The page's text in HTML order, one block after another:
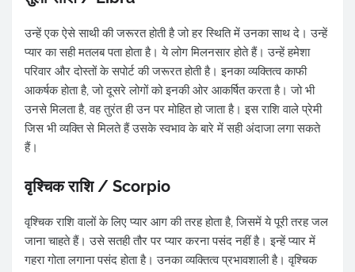
उन्हें एक ऐसे साथी की जरूरत होती है जो हर स्थिति में उनका साथ दे। उन्हें
प्यार का सही मतलब पता होता है। ये लोग मिलनसार होते हैं। उन्हें हमेशा
परिवार और दोस्तों के सपोर्ट की जरूरत होती है। इनका व्यक्तित्व काफी
आकर्षक होता है, जो दूसरे लोगों को इनकी ओर आकर्षित करता है। जो भी
उनसे मिलता है, वह तुरंत ही उन पर मोहित हो जाता है। इस राशि वाले प्रेमी
जिस भी व्यक्ति से मिलते हैं उसके स्वभाव के बारे में सही अंदाजा लगा सकते
हैं।
वृश्चिक राशि / Scorpio
वृश्चिक राशि वालों के लिए प्यार आग की तरह होता है, जिसमें ये पूरी तरह जल
जाना चाहते हैं। उसे सतही तौर पर प्यार करना पसंद नहीं है। इन्हें प्यार में
गहरा गोता लगाना पसंद होता है। उनका व्यक्तित्व प्रभावशाली है। वृश्चिक